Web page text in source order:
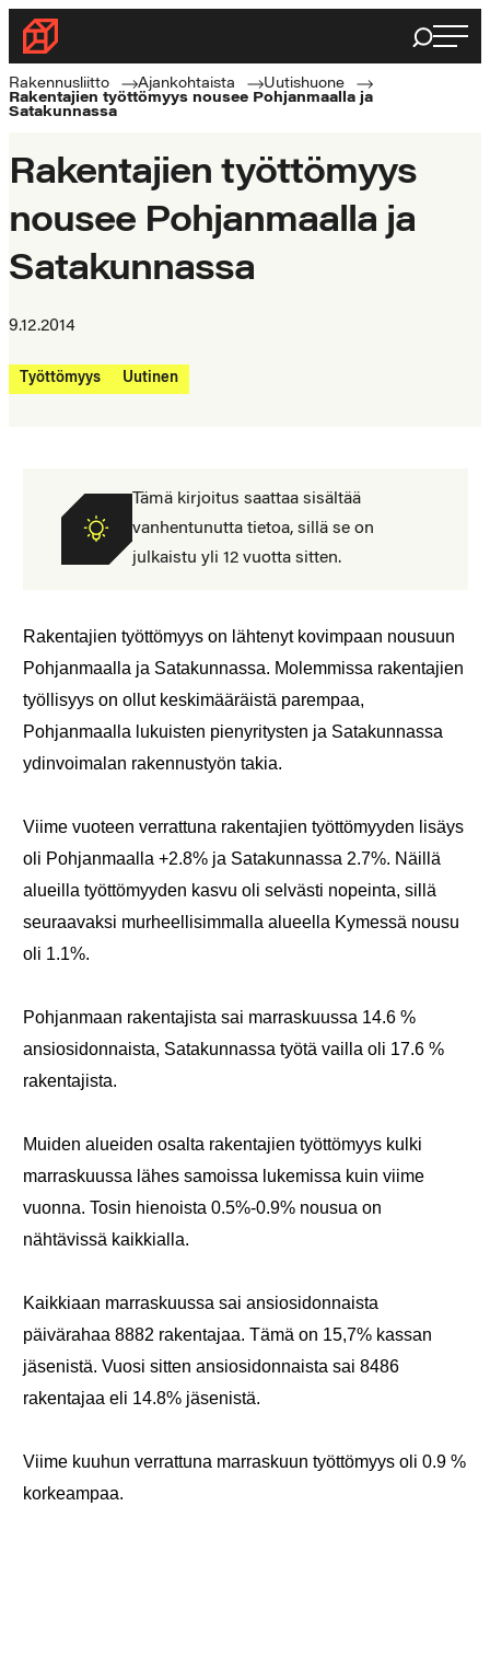
Siirry
suoraan
sisältöön
Rakennusliitto
Rakennusalan
ammattilaisten
Haku
Rakennusliitto Ajankohtaista
Uutishuone
Rakentajien työttömyys nousee Pohjanmaalla ja
Satakunnassa
Rakentajien työttömyys
nousee Pohjanmaalla ja
Satakunnassa
9.12.2014
Työttömyys Uutinen
Tämä kirjoitus saattaa sisältää
vanhentunutta tietoa, sillä se on
julkaistu yli 12 vuotta sitten.
Rakentajien työttömyys on lähtenyt kovimpaan nousuun
Pohjanmaalla ja Satakunnassa. Molemmissa rakentajien
työllisyys on ollut keskimääräistä parempaa,
Pohjanmaalla lukuisten pienyritysten ja Satakunnassa
ydinvoimalan rakennustyön takia.
Viime vuoteen verrattuna rakentajien työttömyyden lisäys
oli Pohjanmaalla +2.8% ja Satakunnassa 2.7%. Näillä
alueilla työttömyyden kasvu oli selvästi nopeinta, sillä
seuraavaksi murheellisimmalla alueella Kymessä nousu
oli 1.1%.
Pohjanmaan rakentajista sai marraskuussa 14.6 %
ansiosidonnaista, Satakunnassa työtä vailla oli 17.6 %
rakentajista.
Muiden alueiden osalta rakentajien työttömyys kulki
marraskuussa lähes samoissa lukemissa kuin viime
vuonna. Tosin hienoista 0.5%-0.9% nousua on
nähtävissä kaikkialla.
Kaikkiaan marraskuussa sai ansiosidonnaista
päivärahaa 8882 rakentajaa. Tämä on 15,7% kassan
jäsenistä. Vuosi sitten ansiosidonnaista sai 8486
rakentajaa eli 14.8% jäsenistä.
Viime kuuhun verrattuna marraskuun työttömyys oli 0.9 %
korkeampaa.